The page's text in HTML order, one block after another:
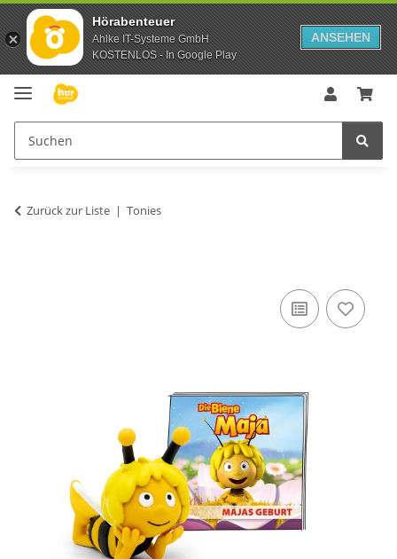
Hörabenteuer
Ahlke IT-Systeme GmbH
KOSTENLOS - In Google Play
ANSEHEN
Zurück zur Liste Tonies